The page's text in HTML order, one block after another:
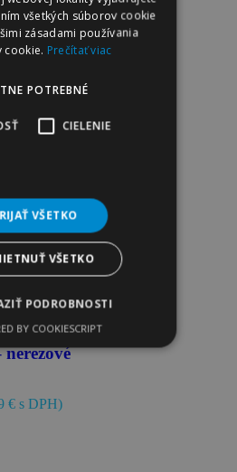
€s DPH)
€ s DPH)
všetkých súborov cookie
zásadami používania
cookie. Prečítať viac
POTREBNÉ
CIELENIE
VŠETKO
VŠETKO
PODROBNOSTI
BY COOKIESCRIPT